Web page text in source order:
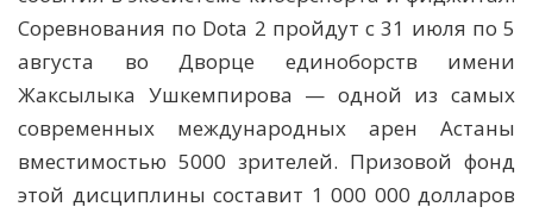
Соревнования по Dota 2 пройдут с 31 июля по 5
августа во Дворце единоборств имени
Жаксылыка Ушкемпирова — одной из самых
современных международных арен Астаны
вместимостью 5000 зрителей. Призовой фонд
этой дисциплины составит 1 000 000 долларов